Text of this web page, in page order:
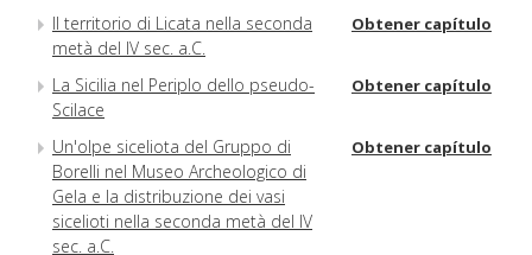
Il territorio di Licata nella seconda
metà del IV sec. a.C.
Obtener capítulo
La Sicilia nel Periplo dello pseudo-
Scilace
Obtener capítulo
Un'olpe siceliota del Gruppo di
Borelli nel Museo Archeologico di
Gela e la distribuzione dei vasi
sicelioti nella seconda metà del IV
sec. a.C.
Obtener capítulo